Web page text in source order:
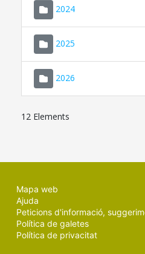
2024
2025
2026
12 Elements
Mapa web
Ajuda
Peticions d'informació,
Política de galetes
Política de privacitat